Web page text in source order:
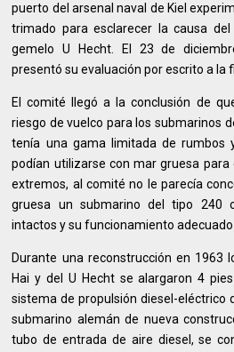
puerto del arsenal naval de Kiel
trimado para esclarecer la causa
gemelo U Hecht. El 23 de
presentó su evaluación por escrito a la
El comité llegó a la conclusión de
riesgo de vuelco para los submarinos
tenía una gama limitada de rumbos
podían utilizarse con mar gruesa
extremos, al comité no le parecía
gruesa un submarino del tipo 240
intactos y su funcionamiento
Durante una reconstrucción en 1963
Hai y del U Hecht se alargaron 4
sistema de propulsión diesel-eléctrico
submarino alemán de nueva
tubo de entrada de aire diesel, se